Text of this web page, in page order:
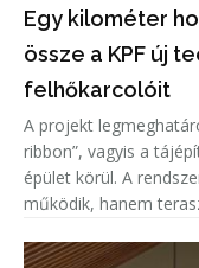
Egy kilométer
össze a KPF új
felhőkarcolóit
A projekt
ribbon”, vagyis a
épület körül. A
működik, hanem
között teljes és